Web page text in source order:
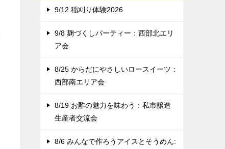
9/12 稲刈り体験2026
9/8 麹づくしパーティー：西部北エリ
ア会
8/25 からだにやさしいロースイーツ：
西部南エリア会
8/19 お酢の魅力を味わう：私市醸造
生産者交流会
8/6 みんなで作ろうアイスとそうめん: